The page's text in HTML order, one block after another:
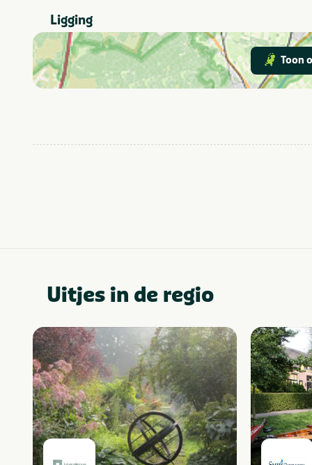
Type verblijf Vakantiehuis
In de buurt
Attractiepark
Ligging
Toon
Uitjes in de regio